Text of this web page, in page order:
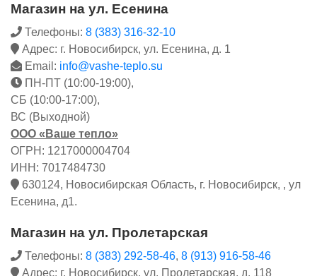
Магазин на ул. Есенина
Телефоны: 8 (383) 316-32-10
Адрес: г. Новосибирск, ул. Есенина, д. 1
Email: info@vashe-teplo.su
ПН-ПТ (10:00-19:00),
СБ (10:00-17:00),
ВС (Выходной)
ООО «Ваше тепло»
ОГРН: 1217000004704
ИНН: 7017484730
630124, Новосибирская Область, г. Новосибирск, , ул
Есенина, д1.
Магазин на ул. Пролетарская
Телефоны: 8 (383) 292-58-46, 8 (913) 916-58-46
Адрес: г. Новосибирск, ул. Пролетарская, д. 118